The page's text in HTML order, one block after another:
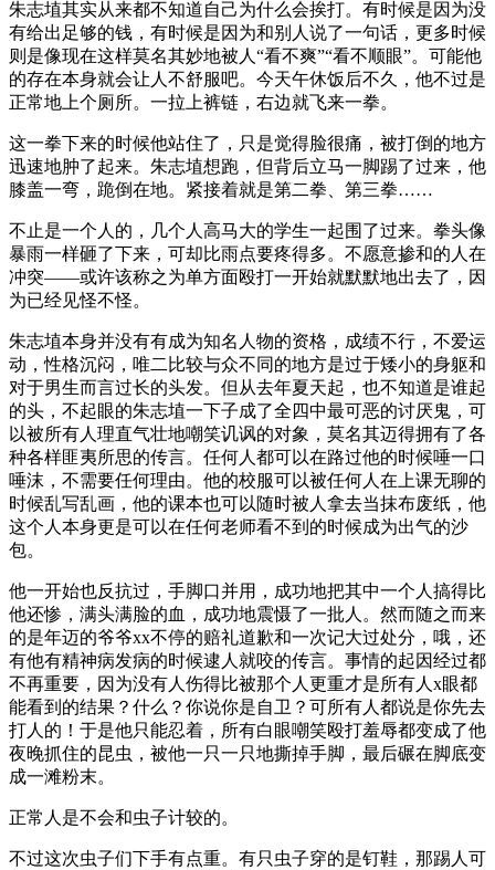
朱志埴其实从来都不知道自己为什么会挨打。有时候是因为没
有给出足够的钱，有时候是因为和别人说了一句话，更多时候
则是像现在这样莫名其妙地被人“看不爽”“看不顺眼”。可能他
的存在本身就会让人不舒服吧。今天午休饭后不久，他不过是
正常地上个厕所。一拉上裤链，右边就飞来一拳。
这一拳下来的时候他站住了，只是觉得脸很痛，被打倒的地方
迅速地肿了起来。朱志埴想跑，但背后立马一脚踢了过来，他
膝盖一弯，跪倒在地。紧接着就是第二拳、第三拳……
不止是一个人的，几个人高马大的学生一起围了过来。拳头像
暴雨一样砸了下来，可却比雨点要疼得多。不愿意掺和的人在
冲突——或许该称之为单方面殴打一开始就默默地出去了，因
为已经见怪不怪。
朱志埴本身并没有有成为知名人物的资格，成绩不行，不爱运
动，性格沉闷，唯二比较与众不同的地方是过于矮小的身躯和
对于男生而言过长的头发。但从去年夏天起，也不知道是谁起
的头，不起眼的朱志埴一下子成了全四中最可恶的讨厌鬼，可
以被所有人理直气壮地嘲笑讥讽的对象，莫名其迈得拥有了各
种各样匪夷所思的传言。任何人都可以在路过他的时候唾一口
唾沫，不需要任何理由。他的校服可以被任何人在上课无聊的
时候乱写乱画，他的课本也可以随时被人拿去当抹布废纸，他
这个人本身更是可以在任何老师看不到的时候成为出气的沙
包。
他一开始也反抗过，手脚口并用，成功地把其中一个人搞得比
他还惨，满头满脸的血，成功地震慑了一批人。然而随之而来
的是年迈的爷爷xx不停的赔礼道歉和一次记大过处分，哦，还
有他有精神病发病的时候逮人就咬的传言。事情的起因经过都
不再重要，因为没有人伤得比被那个人更重才是所有人x眼都
能看到的结果？什么？你说你是自卫？可所有人都说是你先去
打人的！于是他只能忍着，所有白眼嘲笑殴打羞辱都变成了他
夜晚抓住的昆虫，被他一只一只地撕掉手脚，最后碾在脚底变
成一滩粉末。
正常人是不会和虫子计较的。
不过这次虫子们下手有点重。有只虫子穿的是钉鞋，那踢人可